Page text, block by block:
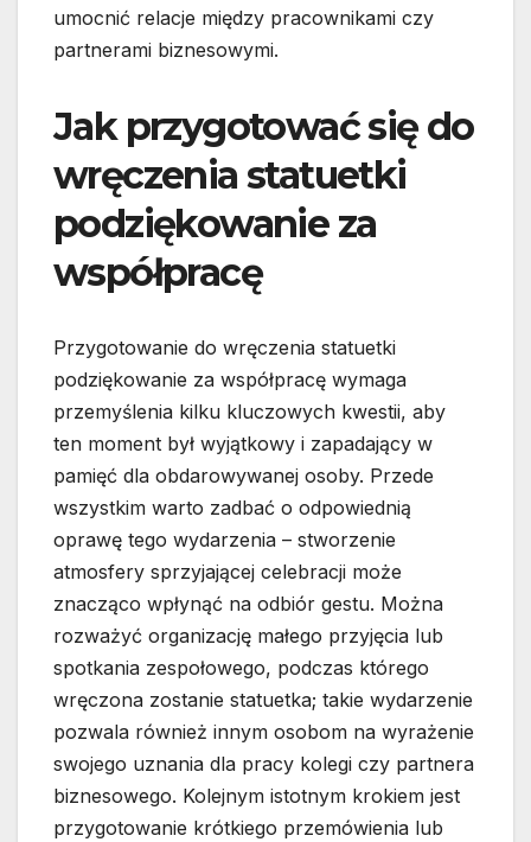
umocnić relacje między pracownikami czy
partnerami biznesowymi.
Jak przygotować się do
wręczenia statuetki
podziękowanie za
współpracę
Przygotowanie do wręczenia statuetki
podziękowanie za współpracę wymaga
przemyślenia kilku kluczowych kwestii, aby
ten moment był wyjątkowy i zapadający w
pamięć dla obdarowywanej osoby. Przede
wszystkim warto zadbać o odpowiednią
oprawę tego wydarzenia – stworzenie
atmosfery sprzyjającej celebracji może
znacząco wpłynąć na odbiór gestu. Można
rozważyć organizację małego przyjęcia lub
spotkania zespołowego, podczas którego
wręczona zostanie statuetka; takie wydarzenie
pozwala również innym osobom na wyrażenie
swojego uznania dla pracy kolegi czy partnera
biznesowego. Kolejnym istotnym krokiem jest
przygotowanie krótkiego przemówienia lub